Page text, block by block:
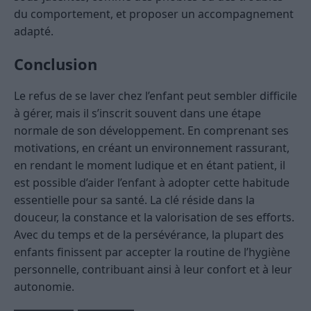
du comportement, et proposer un accompagnement
adapté.
Conclusion
Le refus de se laver chez l’enfant peut sembler difficile
à gérer, mais il s’inscrit souvent dans une étape
normale de son développement. En comprenant ses
motivations, en créant un environnement rassurant,
en rendant le moment ludique et en étant patient, il
est possible d’aider l’enfant à adopter cette habitude
essentielle pour sa santé. La clé réside dans la
douceur, la constance et la valorisation de ses efforts.
Avec du temps et de la persévérance, la plupart des
enfants finissent par accepter la routine de l’hygiène
personnelle, contribuant ainsi à leur confort et à leur
autonomie.